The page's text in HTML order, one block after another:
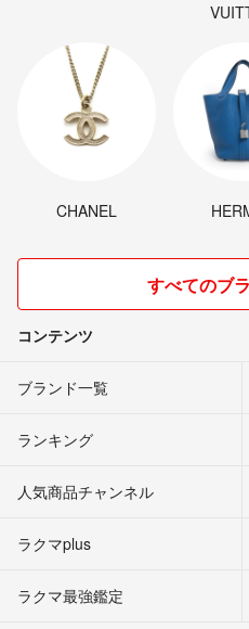
CHANEL
すべてのブ
コンテンツ
ブランド一覧
ランキング
人気商品チャンネル
ラクマplus
ラクマ最強鑑定